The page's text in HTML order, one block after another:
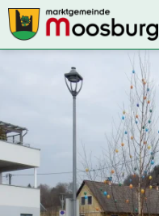
Kontakt
Suche nach:
Startseite
Kundenservice